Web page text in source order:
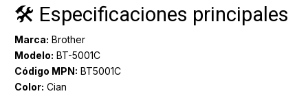
🛠️ Especificaciones principales
Marca: Brother
Modelo: BT-5001C
Código MPN: BT5001C
Color: Cian